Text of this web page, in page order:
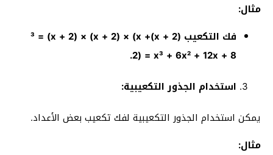
مثال:
فك التكعيب (x + 2)³ = (x + 2) × (x + 2) × (x +
2) = x³ + 6x² + 12x + 8.
استخدام الجذور التكعيبية:
يمكن استخدام الجذور التكعيبية لفك تكعيب بعض الأعداد.
مثال: